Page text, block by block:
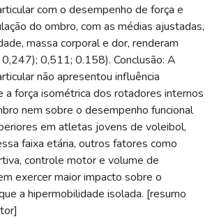
com o desempenho de força e
do ombro, com as médias ajustadas,
massa corporal e dor, renderam
0,511; 0.158). Conclusão: A
não apresentou influência
a força isométrica dos rotadores internos
nem sobre o desempenho funcional
em atletas jovens de voleibol,
faixa etária, outros fatores como
controle motor e volume de
exercer maior impacto sobre o
a hipermobilidade isolada. [resumo